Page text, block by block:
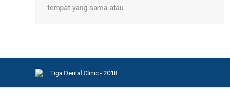
tempat yang sama atau…
Tiga Dental Clinic - 2018